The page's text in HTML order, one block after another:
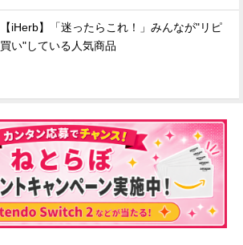
【iHerb】「迷ったらこれ！」みんなが"リピ
買い"している人気商品